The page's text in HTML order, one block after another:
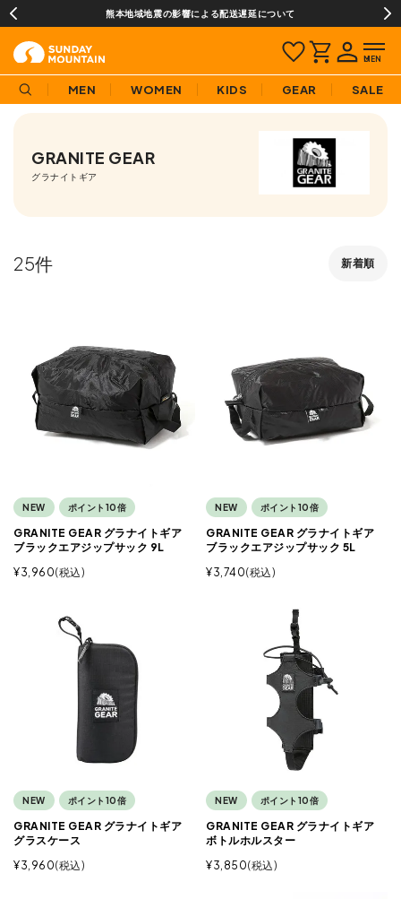
の影響による配送遅延について ¥3,980(税込)以上
MEN WOMEN KIDS GEAR SALE
GRANITE GEAR
グラナイトギア
新着順
25
NEW ポイント10倍
GRANITE GEAR グラナイトギア
ブラックエアジップサック 9L
¥3,960 税込
NEW ポイント10倍
GRANITE GEAR グラナイトギア
ブラックエアジップサック 5L
¥3,740 税込
NEW ポイント10倍
GRANITE GEAR グラナイトギア
グラスケース
¥3,960 税込
NEW ポイント10倍
GRANITE GEAR グラナイトギア
ボトルホルスター
¥3,850 税込